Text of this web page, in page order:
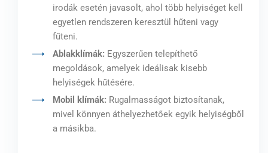
irodák esetén javasolt, ahol több helyiséget kell
egyetlen rendszeren keresztül hűteni vagy
fűteni.
Ablakklímák: Egyszerűen telepíthető
megoldások, amelyek ideálisak kisebb
helyiségek hűtésére.
Mobil klímák: Rugalmasságot biztosítanak,
mivel könnyen áthelyezhetőek egyik helyiségből
a másikba.